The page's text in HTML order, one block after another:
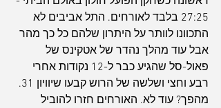
27:25 בלבד לאורחים. התל אביבים לא
התכוונו לוותר על היתרון שלהם כל כך מהר
אבל עוד מהלך נהדר של אטקינס של
פאול-סל שהגיע כבר ל-12 נקודות אחרי
רבע וחצי ושלשה של הרוש קבעו שיוויון 31.
מהפך? עוד לא. האורחים חזרו להוביל